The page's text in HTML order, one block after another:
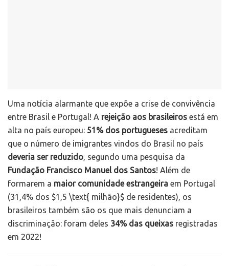
Uma notícia alarmante que expõe a crise de convivência
entre Brasil e Portugal! A rejeição aos brasileiros está em
alta no país europeu: 51% dos portugueses acreditam
que o número de imigrantes vindos do Brasil no país
deveria ser reduzido, segundo uma pesquisa da
Fundação Francisco Manuel dos Santos! Além de
formarem a maior comunidade estrangeira em Portugal
(31,4% dos $1,5 \text{ milhão}$ de residentes), os
brasileiros também são os que mais denunciam a
discriminação: foram deles 34% das queixas registradas
em 2022!